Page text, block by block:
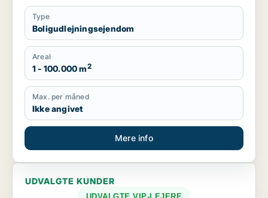
Type
Boligudlejningsejendom
Areal
1 - 100.000 m2
Max. per måned
Ikke angivet
Mere info
UDVALGTE KUNDER